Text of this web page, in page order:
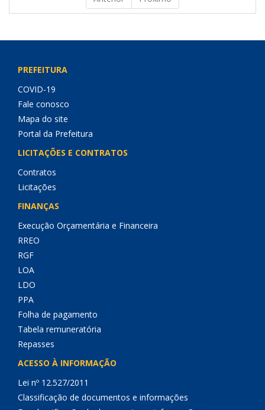
PREFEITURA
COVID-19
Fale conosco
Mapa do site
Portal da Prefeitura
LICITAÇÕES E CONTRATOS
Contratos
Licitações
FINANÇAS
Execução Orçamentária e Financeira
RREO
RGF
LOA
LDO
PPA
Folha de pagamento
Tabela remuneratória
Repasses
ACESSO À INFORMAÇÃO
Lei nº 12.527/2011
Classificação de documentos e informações